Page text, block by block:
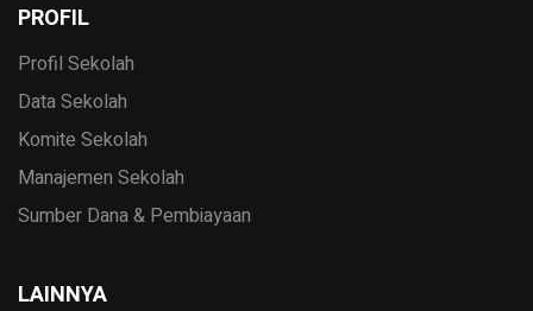
PROFIL
Profil Sekolah
Data Sekolah
Komite Sekolah
Manajemen Sekolah
Sumber Dana & Pembiayaan
LAINNYA